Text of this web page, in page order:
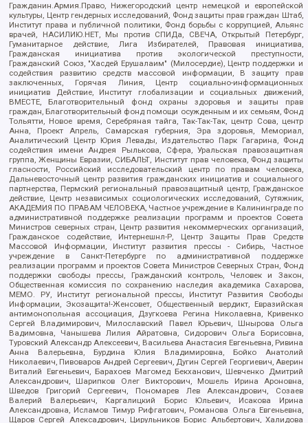
Гражданин.Армия.Право, Нижегородский центр немецкой и европейской
культуры, Центр гендерных исследований, Фонд защиты прав граждан Штаб,
Институт права и публичной политики, Фонд борьбы с коррупцией, Альянс
врачей, НАСИЛИЮ.НЕТ, Мы против СПИДа, СВЕЧА, Открытый Петербург,
Гуманитарное действие, Лига Избирателей, Правовая инициатива,
Гражданская инициатива против экологической преступности,
Гражданский Союз, "Хасдей Ерушалаим" (Милосердие), Центр поддержки и
содействия развитию средств массовой информации, В защиту прав
заключенных, Горячая Линия, Центр социально-информационных
инициатив Действие, Институт глобализации и социальных движений,
ВМЕСТЕ, Благотворительный фонд охраны здоровья и защиты прав
граждан, Благотворительный фонд помощи осужденным и их семьям, Фонд
Тольятти, Новое время, Серебряная тайга, Так-Так-Так, центр Сова, центр
Анна, Проект Апрель, Самарская губерния, Эра здоровья, Мемориал,
Аналитический Центр Юрия Левады, Издательство Парк Гагарина, Фонд
содействия имени Андрея Рылькова, Сфера, Уральская правозащитная
группа, Женщины Евразии, СИБАЛЬТ, Институт прав человека, Фонд защиты
гласности, Российский исследовательский центр по правам человека,
Дальневосточный центр развития гражданских инициатив и социального
партнерства, Пермский региональный правозащитный центр, Гражданское
действие, Центр независимых социологических исследований, Сутяжник,
АКАДЕМИЯ ПО ПРАВАМ ЧЕЛОВЕКА, Частное учреждение в Калининграде по
административной поддержке реализации программ и проектов Совета
Министров северных стран, Центр развития некоммерческих организаций,
Гражданское содействие, Интернешнл-Р, Центр Защиты Прав Средств
Массовой Информации, Институт развития прессы - Сибирь, Частное
учреждение в Санкт-Петербурге по административной поддержке
реализации программ и проектов Совета Министров Северных Стран, Фонд
поддержки свободы прессы, Гражданский контроль, Человек и Закон,
Общественная комиссия по сохранению наследия академика Сахарова,
МЕМО. РУ, Институт региональной прессы, Институт Развития Свободы
Информации, Экозащита!-Женсовет, Общественный вердикт, Евразийская
антимонопольная ассоциация, Дзугкоева Регина Николаевна, Кривенко
Сергей Владимирович, Милославский Павел Юрьевич, Шнырова Ольга
Вадимовна, Чанышева Лилия Айратовна, Сидорович Ольга Борисовна,
Туровский Александр Алексеевич, Васильева Анастасия Евгеньевна, Ривина
Анна Валерьевна, Бурдина Юлия Владимировна, Бойко Анатолий
Николаевич, Пивоваров Андрей Сергеевич, Дугин Сергей Георгиевич, Аверин
Виталий Евгеньевич, Барахоев Магомед Бекханович, Шевченко Дмитрий
Александрович, Шарипков Олег Викторович, Мошель Ирина Ароновна,
Шведов Григорий Сергеевич, Пономарев Лев Александрович, Созаев
Валерий Валерьевич, Каргалицкий Борис Юльевич, Исакова Ирина
Александровна, Исламов Тимур Рифгатович, Романова Ольга Евгеньевна,
Щаров Сергей Алексадрович, Цирульников Борис Альбертович, Халидова